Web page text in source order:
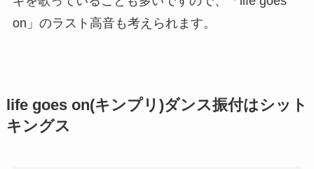
on」のラスト高音も考えられます。
life goes on(キンプリ)ダンス振付はシット
キングス